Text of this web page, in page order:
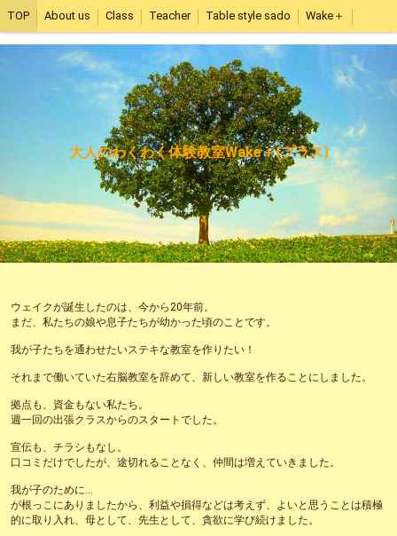
TOP About us Class Teacher Table style sado Wake＋
大人のわくわく体験教室Wake＋(プラス)
ウェイクが誕生したのは、今から20年前。
まだ、私たちの娘や息子たちが幼かった頃のことです。
我が子たちを通わせたいステキな教室を作りたい！
それまで働いていた右脳教室を辞めて、新しい教室を作ることにしました。
拠点も、資金もない私たち。
週一回の出張クラスからのスタートでした。
宣伝も、チラシもなし。
口コミだけでしたが、途切れることなく、仲間は増えていきました。
我が子のために…
が根っこにありましたから、利益や損得などは考えず、よいと思うことは積極
的に取り入れ、母として、先生として、貪欲に学び続けました。